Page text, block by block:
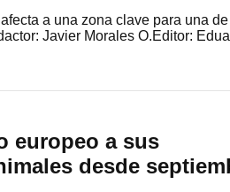
a una zona clave para una
Javier Morales O.Editor:
europeo a sus
desde